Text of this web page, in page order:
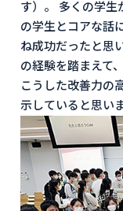
す）。 多くの学生
の学生とコアな話
ね成功だったと思
の経験を踏まえて
こうした改善力の
示していると思いま